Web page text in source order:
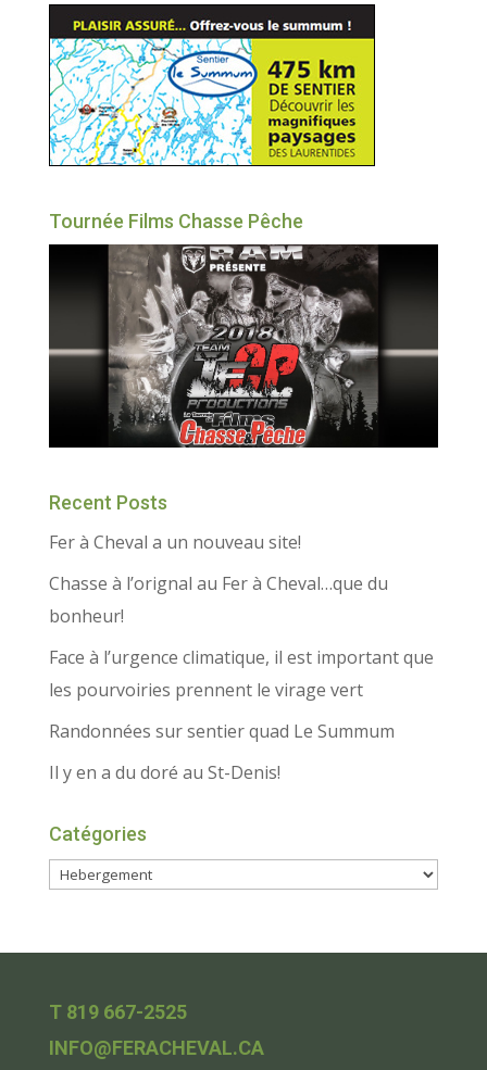
Tournée Films Chasse Pêche
Recent Posts
Fer à Cheval a un nouveau site!
Chasse à l’orignal au Fer à Cheval…que du
bonheur!
Face à l’urgence climatique, il est important que
les pourvoiries prennent le virage vert
Randonnées sur sentier quad Le Summum
Il y en a du doré au St-Denis!
Catégories
T 819 667-2525
INFO@FERACHEVAL.CA